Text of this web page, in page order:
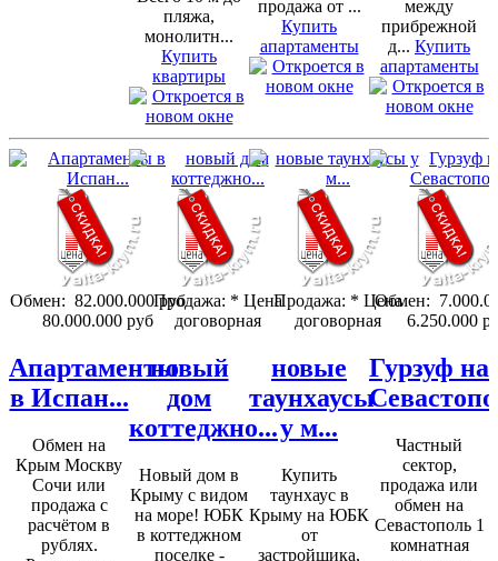
пляжа,
монолитн...
Купить
квартиры
продажа от ...
Купить
апартаменты
между
прибрежной
д... Купить
апартаменты
Обмен: 82.000.000 руб
80.000.000 руб
Апартаменты
в Испан...
Обмен на
Крым Москву
Сочи или
продажа с
расчётом в
рублях.
Продажа: * Цена
договорная
новый
дом
коттеджно...
Новый дом в
Крыму с видом
на море! ЮБК
в коттеджном
поселке -
Продажа: * Цена
договорная
новые
таунхаусы
у м...
Купить
таунхаус в
Крыму на ЮБК
от
застройщика,
Обмен:
6.250.000
Гурзуф на
Частный
сектор,
продажа или
обмен на
Севастополь 1
комнатная